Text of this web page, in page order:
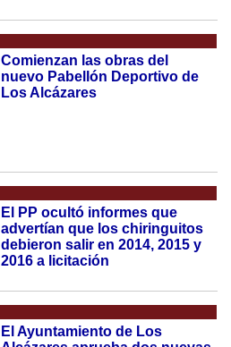
Comienzan las obras del
nuevo Pabellón Deportivo de
Los Alcázares
El PP ocultó informes que
advertían que los chiringuitos
debieron salir en 2014, 2015 y
2016 a licitación
El Ayuntamiento de Los